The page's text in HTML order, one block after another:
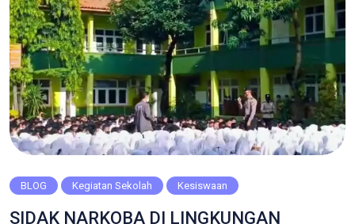
BLOG Kegiatan Sekolah Kesiswaan
SIDAK NARKOBA DI LINGKUNGAN